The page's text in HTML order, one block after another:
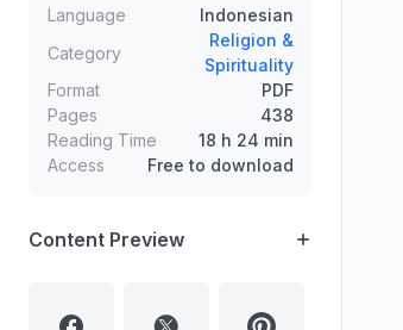
kepemimpinan perempuan di
berbagai ruang: keluarga, ibadah,
masyarakat, dan negara.
Language
Indonesian
Category
Religion &
Spirituality
Format
PDF
Pages
438
Reading Time
18 h 24 min
Access
Free to download
Content Preview